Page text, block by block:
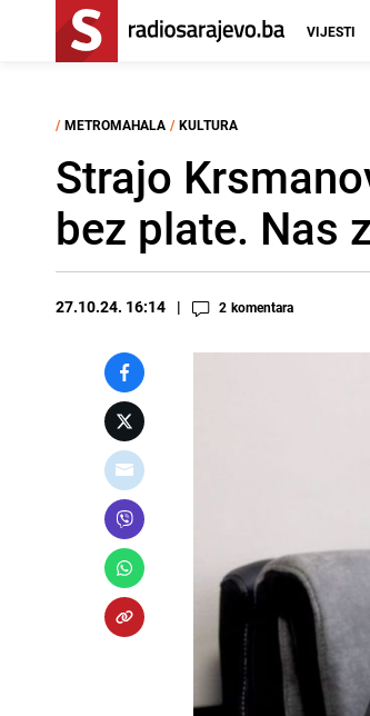
VIJESTI
/ METROMAHALA / KULTURA
Strajo
bez plate. Nas
27.10.24. 16:14 2 komentara